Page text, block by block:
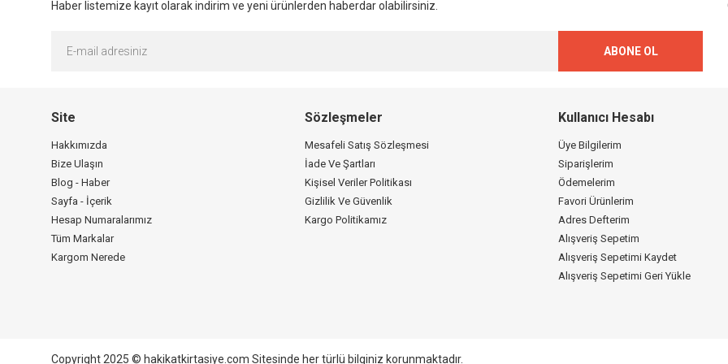
Haber listemize kayıt olarak indirim ve yeni ürünlerden haberdar olabilirsiniz.
ABONE OL
Site
Hakkımızda
Bize Ulaşın
Blog - Haber
Sayfa - İçerik
Hesap Numaralarımız
Tüm Markalar
Kargom Nerede
Sözleşmeler
Mesafeli Satış Sözleşmesi
İade Ve Şartları
Kişisel Veriler Politikası
Gizlilik Ve Güvenlik
Kargo Politikamız
Kullanıcı Hesabı
Üye Bilgilerim
Siparişlerim
Ödemelerim
Favori Ürünlerim
Adres Defterim
Alışveriş Sepetim
Alışveriş Sepetimi Kaydet
Alışveriş Sepetimi Geri Yükle
Copyright 2025 © hakikatkirtasiye.com Sitesinde her türlü bilginiz korunmaktadır.